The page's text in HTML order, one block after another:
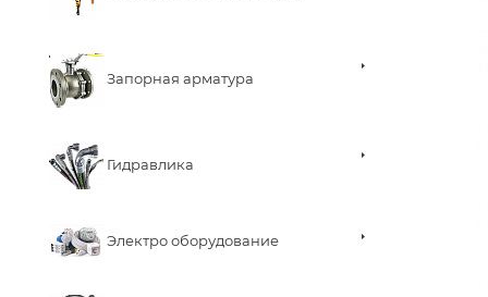
Запорная арматура
Гидравлика
Электро оборудование